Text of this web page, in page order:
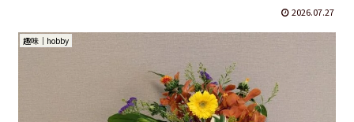
2026.07.27
趣味｜hobby